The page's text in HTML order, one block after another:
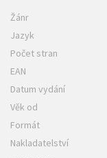
Žánr
Jazyk
Počet stran
EAN
Datum vydání
Věk od
Formát
Nakladatelství